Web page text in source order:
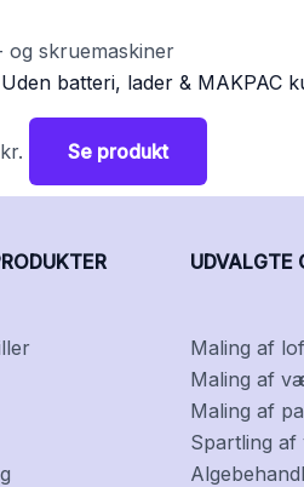
og skruemaskiner
batteri, lader & MAKPAC
kr. Se produkt
UDVALGTE
Maling af
Maling af
Maling af
Spartling